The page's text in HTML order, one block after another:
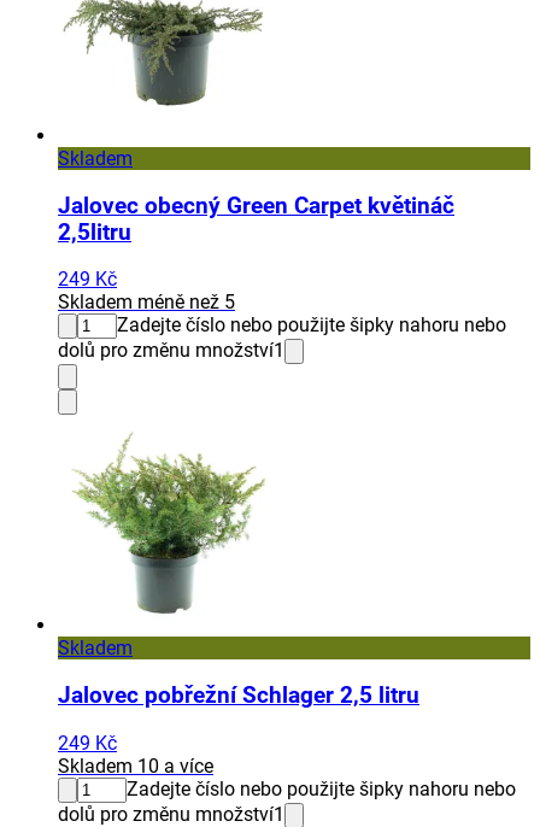
Skladem
Jalovec obecný Green Carpet květináč
2,5litru
249 Kč
Skladem méně než 5
Zadejte číslo nebo použijte šipky nahoru nebo
dolů pro změnu množství1
Skladem
Jalovec pobřežní Schlager 2,5 litru
249 Kč
Skladem 10 a více
Zadejte číslo nebo použijte šipky nahoru nebo
dolů pro změnu množství1